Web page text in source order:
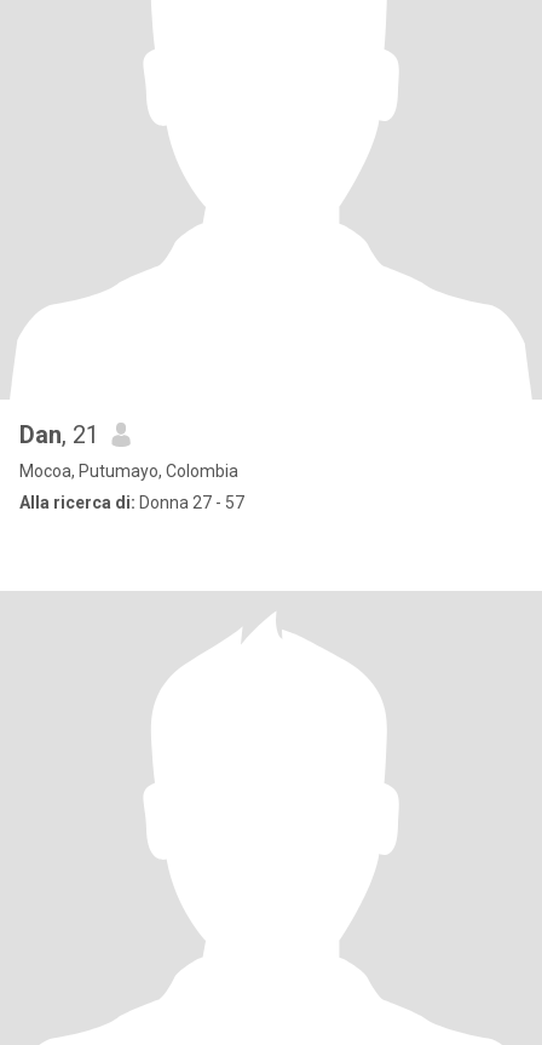
Dan, 21
Mocoa, Putumayo, Colombia
Alla ricerca di: Donna 27 - 57